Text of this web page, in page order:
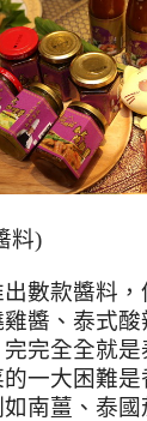
料)
出數款醬料
醬、泰式
完全全就是
一大困難
南薑、泰國